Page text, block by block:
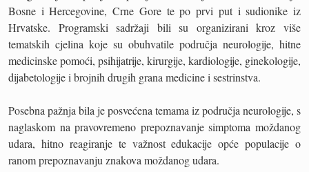
Bosne i Hercegovine, Crne Gore te po prvi put i sudionike iz
Hrvatske. Programski sadržaji bili su organizirani kroz više
tematskih cjelina koje su obuhvatile područja neurologije, hitne
medicinske pomoći, psihijatrije, kirurgije, kardiologije, ginekologije,
dijabetologije i brojnih drugih grana medicine i sestrinstva.
Posebna pažnja bila je posvećena temama iz područja neurologije, s
naglaskom na pravovremeno prepoznavanje simptoma moždanog
udara, hitno reagiranje te važnost edukacije opće populacije o
ranom prepoznavanju znakova moždanog udara.